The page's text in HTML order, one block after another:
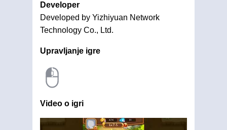
Developer
Developed by Yizhiyuan Network
Technology Co., Ltd.
Upravljanje igre
Video o igri